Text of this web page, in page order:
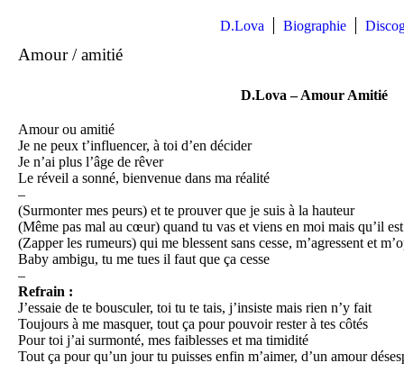
D.Lova Biographie
Amour / amitié
D.Lova – Amour Amitié
Amour ou amitié
Je ne peux t’influencer, à toi d’en décider
Je n’ai plus l’âge de rêver
Le réveil a sonné, bienvenue dans ma réalité
–
(Surmonter mes peurs) et te prouver que je suis à la hauteur
(Même pas mal au cœur) quand tu vas et viens en moi mais qu’il est
(Zapper les rumeurs) qui me blessent sans cesse, m’agressent et
Baby ambigu, tu me tues il faut que ça cesse
–
Refrain :
J’essaie de te bousculer, toi tu te tais, j’insiste mais rien n’y fait
Toujours à me masquer, tout ça pour pouvoir rester à tes côtés
Pour toi j’ai surmonté, mes faiblesses et ma timidité
Tout ça pour qu’un jour tu puisses enfin m’aimer, d’un amour